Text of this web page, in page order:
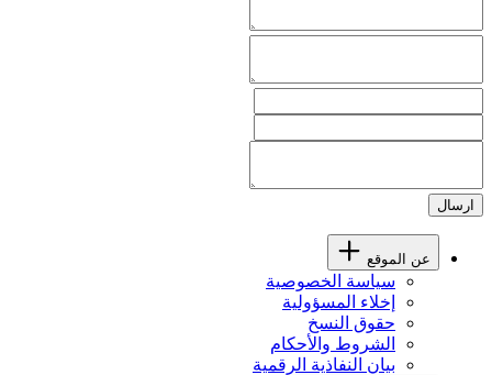
ارسال
عن الموقع
سياسة الخصوصية
إخلاء المسؤولية
حقوق النسخ
الشروط والأحكام
بيان النفاذية الرقمية